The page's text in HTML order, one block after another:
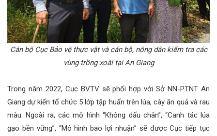
Cán bộ Cục Bảo vệ thực vật và cán bộ, nông dân kiểm tra các
vùng trồng xoài tại An Giang
Trong năm 2022, Cục BVTV sẽ phối hợp với Sở NN-PTNT An
Giang dự kiến tổ chức 5 lớp tập huấn trên lúa, cây ăn quả và rau
màu. Ngoài ra, các mô hình “Không dấu chân”, “Canh tác lúa
gạo bền vững”, “Mô hình bao lợi nhuận” sẽ được Cục tiếp tục